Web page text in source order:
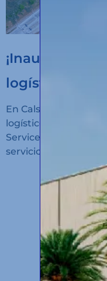
¡Inauguramos
logístico en
En Calsina Carré
logístico en San
Services Algeciras,
servicios de alto